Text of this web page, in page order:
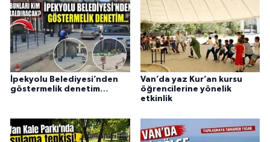
İpekyolu Belediyesi’nden
göstermelik denetim…
Van’da yaz Kur’an kursu
öğrencilerine yönelik
etkinlik